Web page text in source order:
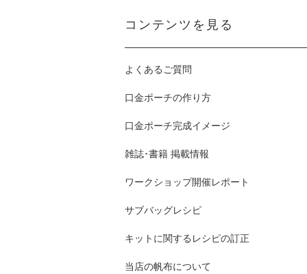
コンテンツを見る
よくあるご質問
口金ポーチの作り方
口金ポーチ完成イメージ
雑誌･書籍 掲載情報
ワークショップ開催レポート
サブバッグレシピ
キットに関するレシピの訂正
当店の帆布について